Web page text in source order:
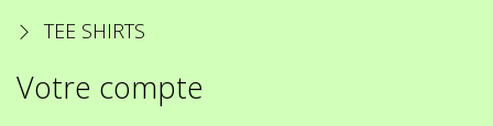
TEE SHIRTS
Votre compte